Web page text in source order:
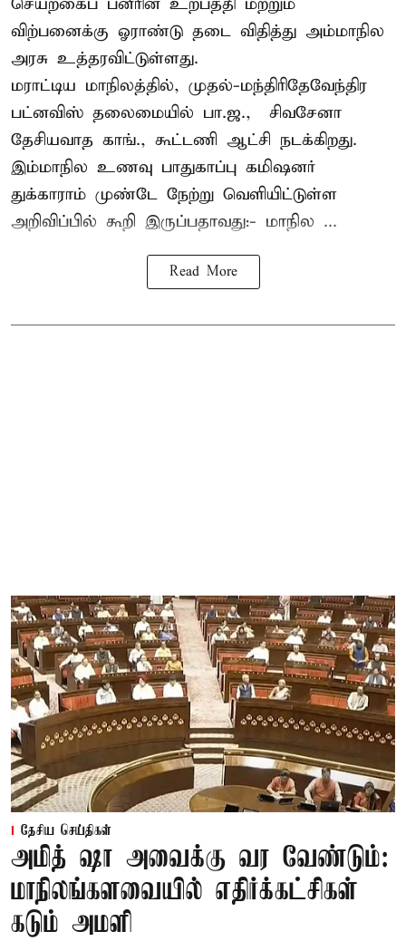
செயற்கைப் பனீரின் உற்பத்தி மற்றும்
விற்பனைக்கு ஓராண்டு தடை விதித்து அம்மாநில
அரசு உத்தரவிட்டுள்ளது.
மராட்டிய மாநிலத்தில், முதல்-மந்திரிதேவேந்திர
பட்னவிஸ் தலைமையில் பா.ஜ., – சிவசேனா –
தேசியவாத காங்., கூட்டணி ஆட்சி நடக்கிறது.
இம்மாநில உணவு பாதுகாப்பு கமிஷனர்
துக்காராம் முண்டே நேற்று வெளியிட்டுள்ள
அறிவிப்பில் கூறி இருப்பதாவது:- மாநில ...
Read More
தேசிய செய்திகள்
அமித் ஷா அவைக்கு வர வேண்டும்:
மாநிலங்களவையில் எதிர்க்கட்சிகள்
கடும் அமளி